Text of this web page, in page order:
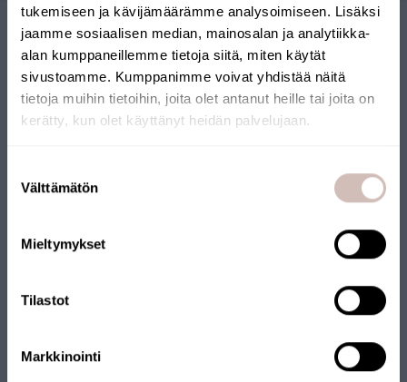
tukemiseen ja kävijämäärämme analysoimiseen. Lisäksi
jaamme sosiaalisen median, mainosalan ja analytiikka-
alan kumppaneillemme tietoja siitä, miten käytät
sivustoamme. Kumppanimme voivat yhdistää näitä
tietoja muihin tietoihin, joita olet antanut heille tai joita on
kerätty, kun olet käyttänyt heidän palvelujaan.
valinta
Välttämätön
Mieltymykset
Tilastot
Markkinointi
VERKKOKAUPPA
Verkkokaupallemme on myönnetty Avainlippu-merkki.
Avainlippu-merkki.